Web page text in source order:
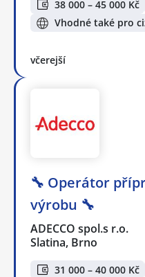
38 000 – 45 000 Kč
Vhodné také pro
včerejší
🔧 Operátor
výrobu 🔧
ADECCO spol.s r.o.
Slatina, Brno
31 000 – 40 000 Kč